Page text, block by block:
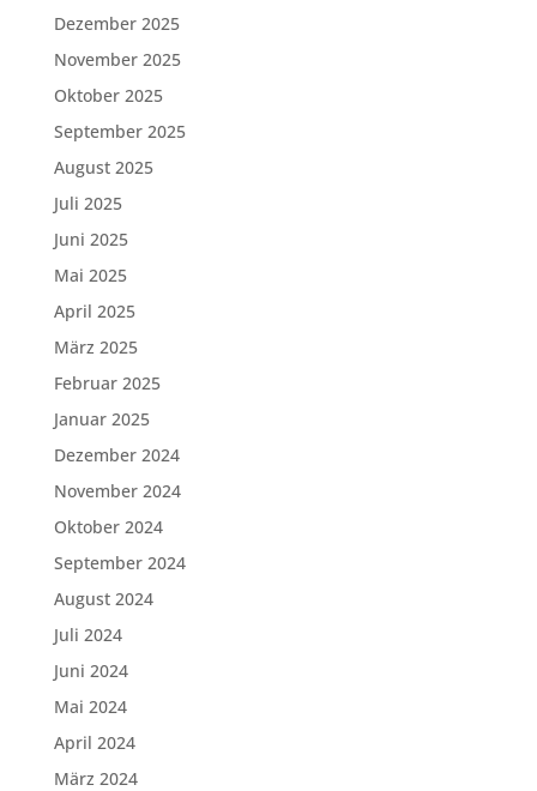
Dezember 2025
November 2025
Oktober 2025
September 2025
August 2025
Juli 2025
Juni 2025
Mai 2025
April 2025
März 2025
Februar 2025
Januar 2025
Dezember 2024
November 2024
Oktober 2024
September 2024
August 2024
Juli 2024
Juni 2024
Mai 2024
April 2024
März 2024